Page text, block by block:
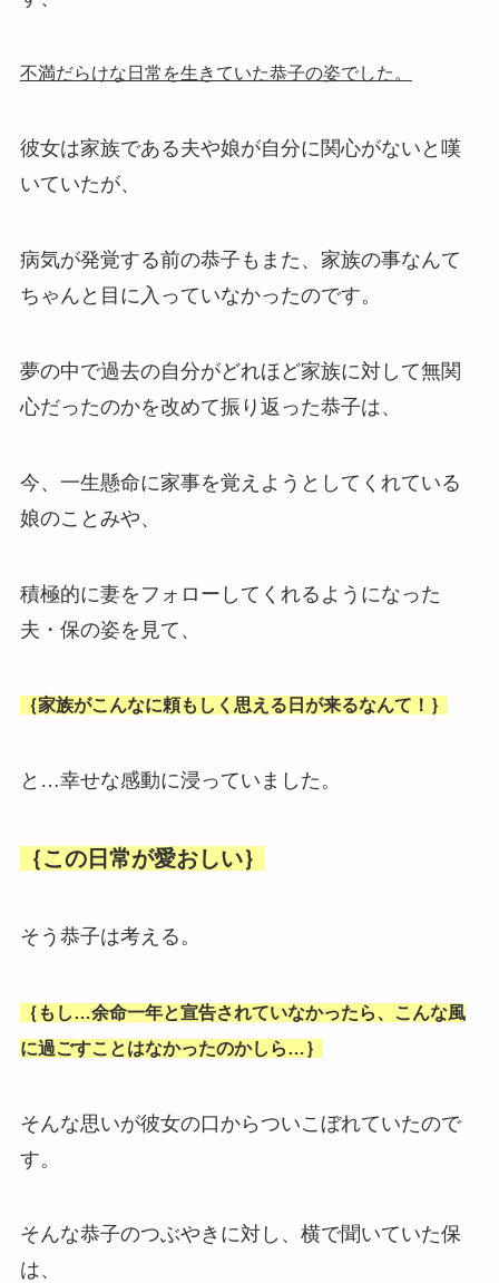
不満だらけな日常を生きていた恭子の姿でした。
彼女は家族である夫や娘が自分に関心がないと嘆
いていたが、
病気が発覚する前の恭子もまた、家族の事なんて
ちゃんと目に入っていなかったのです。
夢の中で過去の自分がどれほど家族に対して無関
心だったのかを改めて振り返った恭子は、
今、一生懸命に家事を覚えようとしてくれている
娘のことみや、
積極的に妻をフォローしてくれるようになった
夫・保の姿を見て、
｛家族がこんなに頼もしく思える日が来るなんて！｝
と…幸せな感動に浸っていました。
｛この日常が愛おしい｝
そう恭子は考える。
｛もし…余命一年と宣告されていなかったら、こんな風
に過ごすことはなかったのかしら…｝
そんな思いが彼女の口からついこぼれていたので
す。
そんな恭子のつぶやきに対し、横で聞いていた保
は、